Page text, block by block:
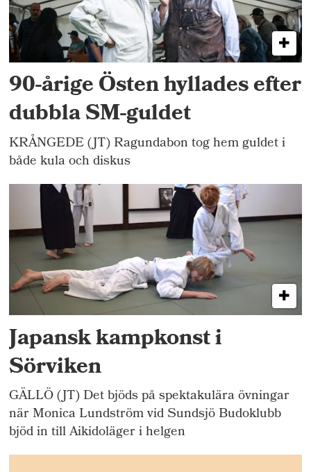
90-årige Östen hyllades efter
dubbla SM-guldet
KRÅNGEDE (JT) Ragundabon tog hem guldet i
både kula och diskus
Japansk kampkonst i
Sörviken
GÄLLÖ (JT) Det bjöds på spektakulära övningar
när Monica Lundström vid Sundsjö Budoklubb
bjöd in till Aikidoläger i helgen